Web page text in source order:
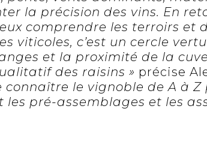
la précision des vins. En
comprendre les terroirs et
viticoles, c’est un cercle
et la proximité de la
des raisins » précise
connaître le vignoble de A à
les pré-assemblages et les